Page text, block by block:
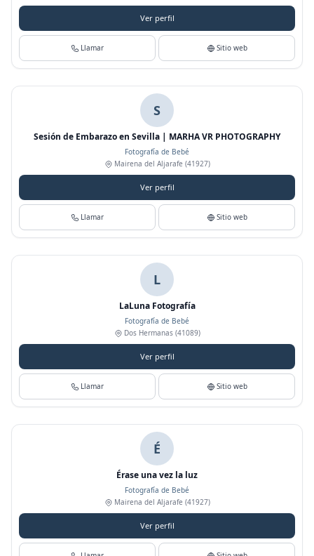
Ver perfil
Llamar Sitio web
S
Sesión de Embarazo en Sevilla | MARHA VR PHOTOGRAPHY
Fotografía de Bebé
Mairena del Aljarafe (41927)
Ver perfil
Llamar Sitio web
L
LaLuna Fotografía
Fotografía de Bebé
Dos Hermanas(41089)
Ver perfil
Llamar Sitio web
É
Érase una vez la luz
Fotografía de Bebé
Mairena del Aljarafe (41927)
Ver perfil